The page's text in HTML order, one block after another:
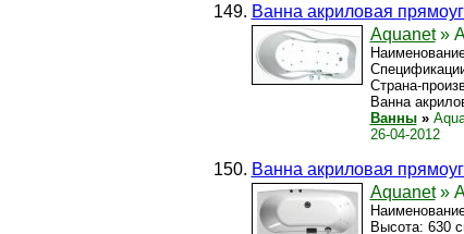
Ванна акриловая
Aquanet»
Страна-
Ванна
Ванны »
26-04-2012
Ванна акриловая
Aquanet»
Высота: 630